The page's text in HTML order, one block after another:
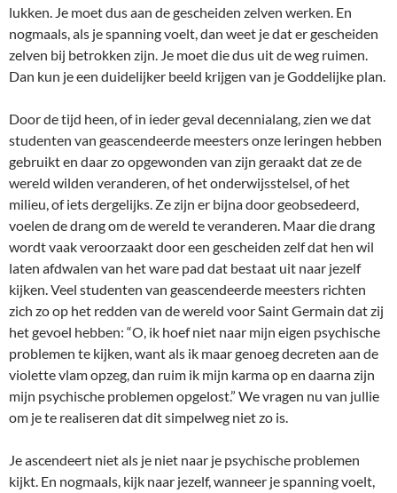
lukken. Je moet dus aan de gescheiden zelven werken. En
nogmaals, als je spanning voelt, dan weet je dat er gescheiden
zelven bij betrokken zijn. Je moet die dus uit de weg ruimen.
Dan kun je een duidelijker beeld krijgen van je Goddelijke plan.
Door de tijd heen, of in ieder geval decennialang, zien we dat
studenten van geascendeerde meesters onze leringen hebben
gebruikt en daar zo opgewonden van zijn geraakt dat ze de
wereld wilden veranderen, of het onderwijsstelsel, of het
milieu, of iets dergelijks. Ze zijn er bijna door geobsedeerd,
voelen de drang om de wereld te veranderen. Maar die drang
wordt vaak veroorzaakt door een gescheiden zelf dat hen wil
laten afdwalen van het ware pad dat bestaat uit naar jezelf
kijken. Veel studenten van geascendeerde meesters richten
zich zo op het redden van de wereld voor Saint Germain dat zij
het gevoel hebben: “O, ik hoef niet naar mijn eigen psychische
problemen te kijken, want als ik maar genoeg decreten aan de
violette vlam opzeg, dan ruim ik mijn karma op en daarna zijn
mijn psychische problemen opgelost.” We vragen nu van jullie
om je te realiseren dat dit simpelweg niet zo is.
Je ascendeert niet als je niet naar je psychische problemen
kijkt. En nogmaals, kijk naar jezelf, wanneer je spanning voelt,